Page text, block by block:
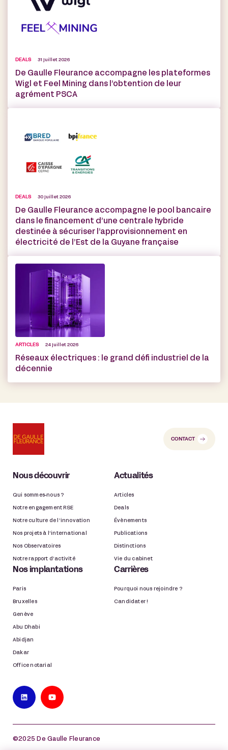
DEALS 31 juillet 2026
De Gaulle Fleurance accompagne les plateformes
Wigl et Feel Mining dans l’obtention de leur
agrément PSCA
DEALS 30 juillet 2026
De Gaulle Fleurance accompagne le pool bancaire
dans le financement d’une centrale hybride
destinée à sécuriser l’approvisionnement en
électricité de l’Est de la Guyane française
ARTICLES 24 juillet 2026
Réseaux électriques : le grand défi industriel de la
décennie
CONTACT
Nous découvrir
Qui sommes-nous ?
Notre engagement RSE
Notre culture de l’innovation
Nos projets à l’international
Nos Observatoires
Notre rapport d’activité
Actualités
Articles
Deals
Évènements
Publications
Distinctions
Vie du cabinet
Nos implantations
Paris
Bruxelles
Genève
Abu Dhabi
Abidjan
Dakar
Office notarial
Carrières
Pourquoi nous rejoindre ?
Candidater !
©2025 De Gaulle Fleurance